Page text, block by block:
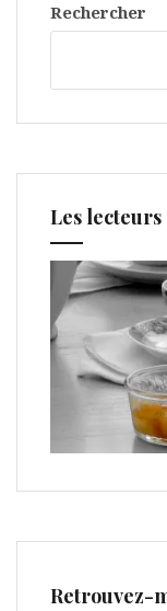
Rechercher
Les
Retrouvez-